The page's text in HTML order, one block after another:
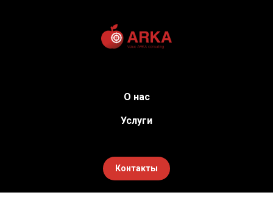
О нас
Услуги
Контакты